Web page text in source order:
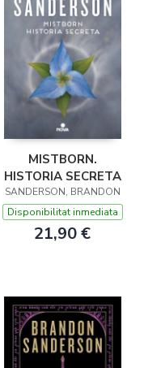
MISTBORN.
HISTORIA SECRETA
SANDERSON, BRANDON
Disponibilitat inmediata
21,90 €